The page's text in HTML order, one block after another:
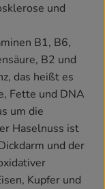
und
B1, B6,
B2 und
das heißt es
Fette und DNA
um die
Haselnuss ist
und der
Kupfer und